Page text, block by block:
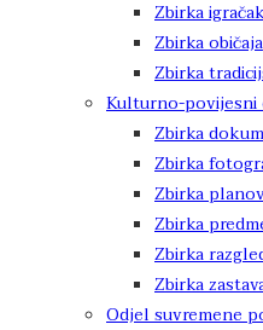
Zbirka
Zbirka
Zbirka
Kulturno-povijesni
Zbirka
Zbirka
Zbirka
Zbirka
Zbirka
Zbirka
Odjel suvremene